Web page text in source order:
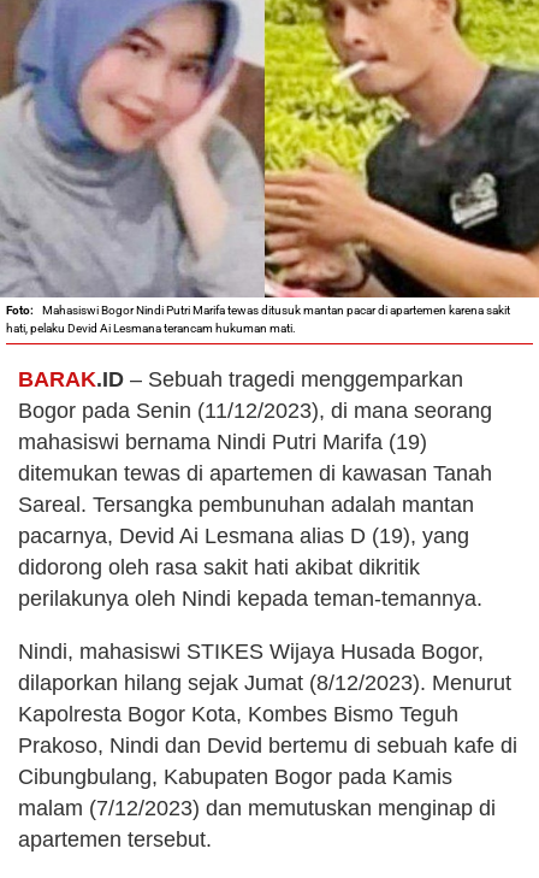
Mahasiswi Bogor Nindi Putri Marifa tewas ditusuk mantan pacar di apartemen karena sakit
hati, pelaku Devid Ai Lesmana terancam hukuman mati.
BARAK.ID – Sebuah tragedi menggemparkan
Bogor pada Senin (11/12/2023), di mana seorang
mahasiswi bernama Nindi Putri Marifa (19)
ditemukan tewas di apartemen di kawasan Tanah
Sareal. Tersangka pembunuhan adalah mantan
pacarnya, Devid Ai Lesmana alias D (19), yang
didorong oleh rasa sakit hati akibat dikritik
perilakunya oleh Nindi kepada teman-temannya.
Nindi, mahasiswi STIKES Wijaya Husada Bogor,
dilaporkan hilang sejak Jumat (8/12/2023). Menurut
Kapolresta Bogor Kota, Kombes Bismo Teguh
Prakoso, Nindi dan Devid bertemu di sebuah kafe di
Cibungbulang, Kabupaten Bogor pada Kamis
malam (7/12/2023) dan memutuskan menginap di
apartemen tersebut.